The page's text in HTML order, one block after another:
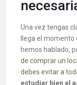
Una vez tengas
llega el
hemos hablado,
de comprar un
debes evitar a
estudiar bien el